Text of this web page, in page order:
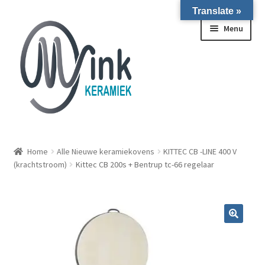
Ga door naar navigatie
Ga naar de inhoud
Menu
WIERINGERWERF
Home Alle Nieuwe keramiekovens
KITTEC CB -LINE 400 V
(krachtstroom)
Kittec CB 200s + Bentrup tc-66 regelaar
Translate »